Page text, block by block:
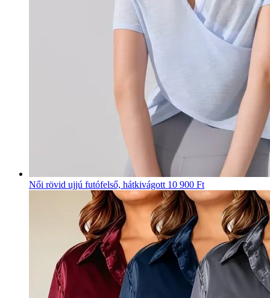
Női rövid ujjú futófelső, hátkivágott 10 900 Ft